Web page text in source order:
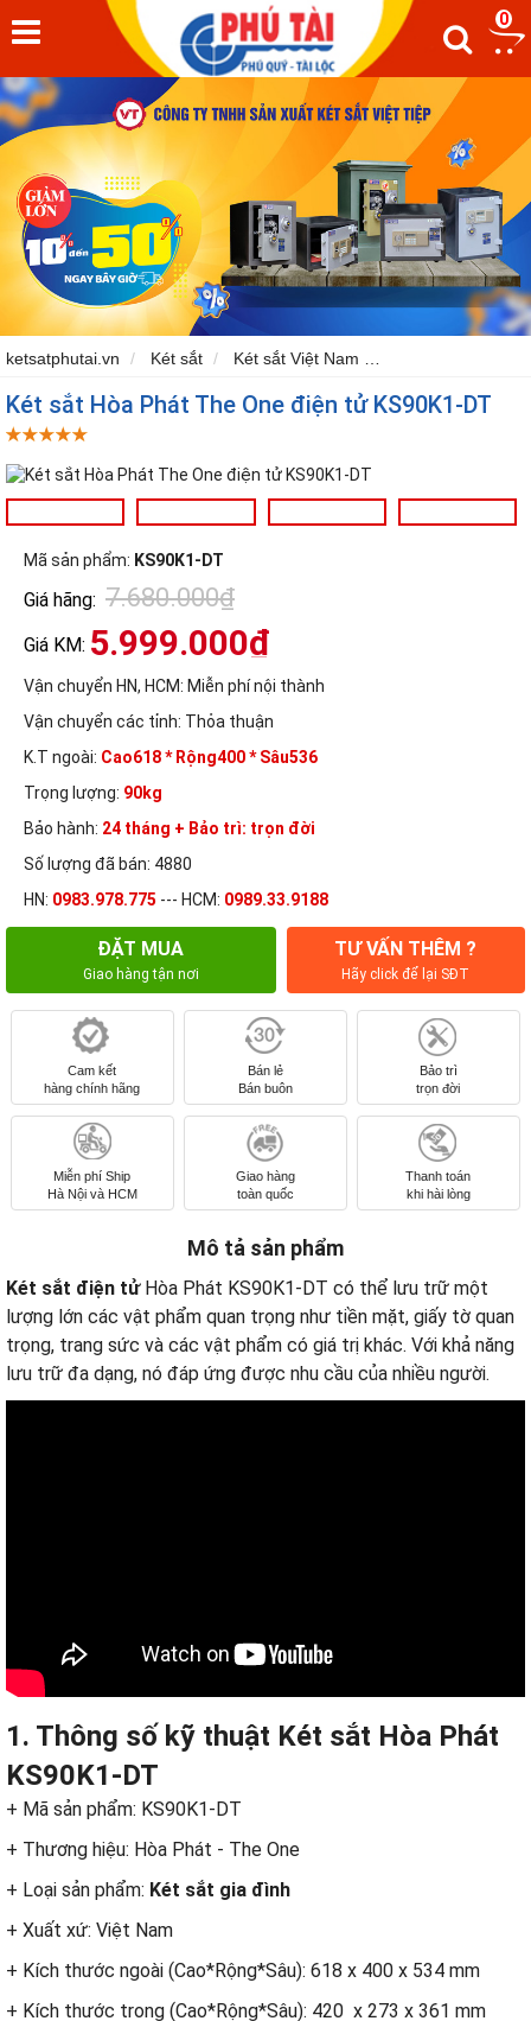
0
ketsatphutai.vn Két sắt Két sắt Việt Nam
Két sắt Hòa Phát The One điện tử KS90K1-DT
Mã sản phẩm: KS90K1-DT
Giá hãng: 7.680.000₫
Giá KM: 5.999.000₫
Vận chuyển HN, HCM: Miễn phí nội thành
Vận chuyển các tỉnh: Thỏa thuận
K.T ngoài: Cao618 * Rộng400 * Sâu536
Trọng lượng: 90kg
Bảo hành: 24 tháng + Bảo trì: trọn đời
Số lượng đã bán: 4880
HN: 0983.978.775 --- HCM: 0989.33.9188
ĐẶT MUA
Giao hàng tận nơi
TƯ VẤN THÊM ?
Hãy click để lại SĐT
Cam kết
hàng chính hãng
Bán lẻ
Bán buôn
Bảo trì
trọn đời
Miễn phí Ship
Hà Nội và HCM
Giao hàng
toàn quốc
Thanh toán
khi hài lòng
Mô tả sản phẩm
Két sắt điện tửHòa Phát KS90K1-DT có thể lưu trữ một
lượng lớn các vật phẩm quan trọng như tiền mặt, giấy tờ quan
trọng, trang sức và các vật phẩm có giá trị khác. Với khả năng
lưu trữ đa dạng, nó đáp ứng được nhu cầu của nhiều người.
1. Thông số kỹ thuật Két sắt Hòa Phát
KS90K1-DT
+ Mã sản phẩm: KS90K1-DT
+ Thương hiệu: Hòa Phát - The One
+ Loại sản phẩm: Két sắt gia đình
+ Xuất xứ: Việt Nam
+ Kích thước ngoài (Cao*Rộng*Sâu): 618 x 400 x 534 mm
+ Kích thước trong (Cao*Rộng*Sâu): 420 x 273 x 361 mm